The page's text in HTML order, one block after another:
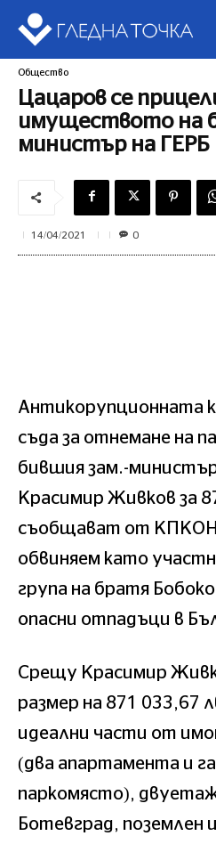
Общество
Цацаров се
имуществото на
министър на ГЕРБ
14/04/2021 0
Антикорупционната
съда за отнемане на
бившия зам.-
Красимир Живков за
съобщават от
обвиняем като
група на братя
опасни отпадъци в
Срещу Красимир
размер на 871 033,67
идеални части от
(два апартамента и
паркомясто),
Ботевград, поземлен